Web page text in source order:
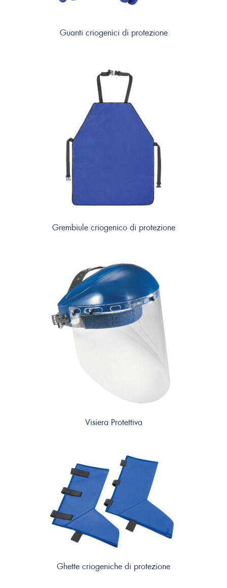
Guanti criogenici di protezione
Grembiule criogenico di protezione
Visiera Protettiva
Ghette criogeniche di protezione